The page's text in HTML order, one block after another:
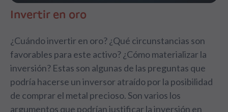
Invertir en oro
¿Cuándo invertir en oro? ¿Qué circunstancias son
favorables para este activo? ¿Cómo materializar la
inversión? Estas son algunas de las preguntas que
podría hacerse un inversor atraído por la posibilidad
de comprar el metal precioso. Son varios los
argumentos que podrían justificar la inversión en